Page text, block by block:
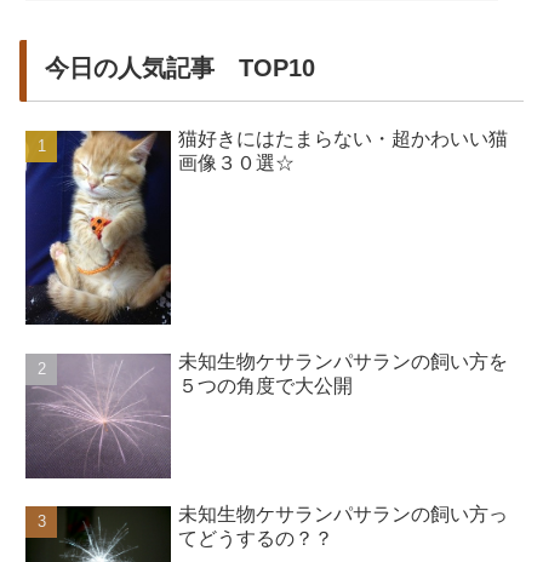
今日の人気記事 TOP10
猫好きにはたまらない・超かわいい猫
画像３０選☆
未知生物ケサランパサランの飼い方を
５つの角度で大公開
未知生物ケサランパサランの飼い方っ
てどうするの？？